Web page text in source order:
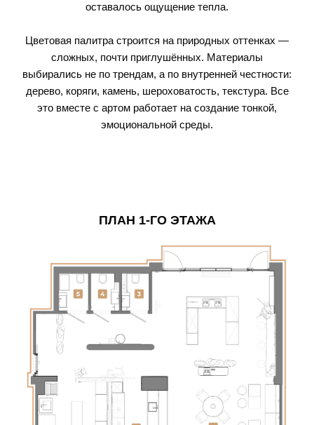
оставалось ощущение тепла.
Цветовая палитра строится на природных оттенках —
сложных, почти приглушённых. Материалы
выбирались не по трендам, а по внутренней честности:
дерево, коряги, камень, шероховатость, текстура. Все
это вместе с артом работает на создание тонкой,
эмоциональной среды.
ПЛАН 1-ГО ЭТАЖА